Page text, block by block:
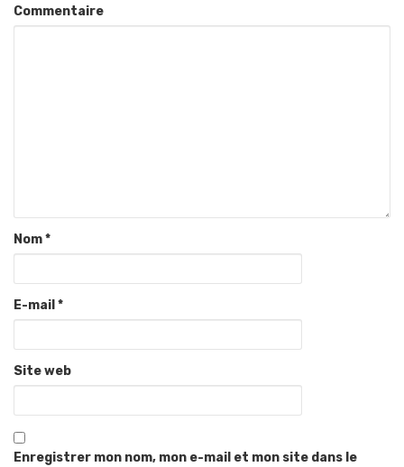
Commentaire
Nom*
E-mail *
Site web
Enregistrer mon nom, mon e-mail et mon site dans le